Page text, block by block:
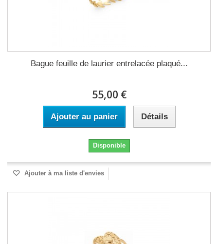
Bague feuille de laurier entrelacée plaqué...
55,00 €
Ajouter au panier Détails
Disponible
Ajouter à ma liste d'envies